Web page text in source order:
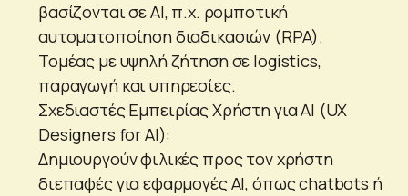
βασίζονται σε AI, π.χ. ρομποτική
αυτοματοποίηση διαδικασιών (RPA).
Τομέας με υψηλή ζήτηση σε logistics,
παραγωγή και υπηρεσίες.
Σχεδιαστές Εμπειρίας Χρήστη για AI (UX
Designers for AI):
Δημιουργούν φιλικές προς τον χρήστη
διεπαφές για εφαρμογές AI, όπως chatbots ή